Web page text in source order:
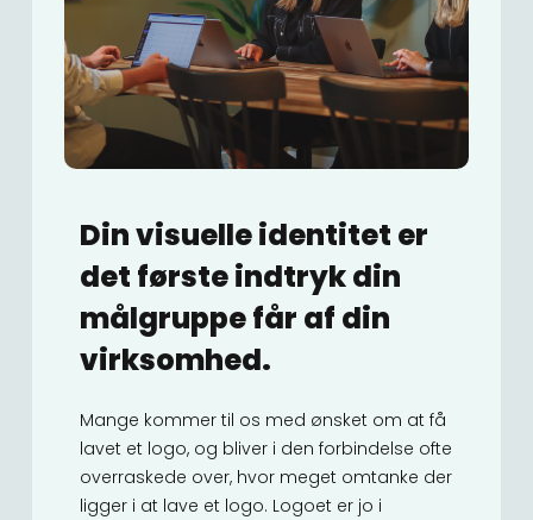
Din visuelle identitet er
det første indtryk din
målgruppe får af din
virksomhed.
Mange kommer til os med ønsket om at få
lavet et logo, og bliver i den forbindelse ofte
overraskede over, hvor meget omtanke der
ligger i at lave et logo. Logoet er jo i